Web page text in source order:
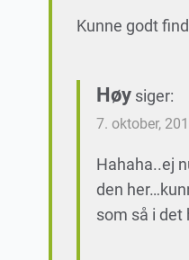
Kunne godt
Høy siger:
7. oktober,
Hahaha..ej
den
som så i